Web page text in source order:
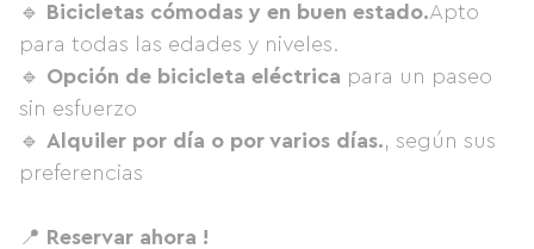
🔹 Bicicletas cómodas y en buen estado.Apto
para todas las edades y niveles.
🔹 Opción de bicicleta eléctrica para un paseo
sin esfuerzo
🔹 Alquiler por día o por varios días., según sus
preferencias
📍 Reservar ahora !